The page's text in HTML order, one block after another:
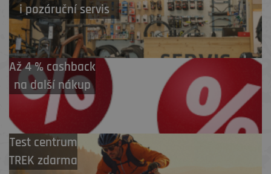
i pozáruční servis
Až 4 % cashback
na další nákup
Test centrum
TREK zdarma